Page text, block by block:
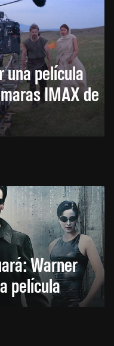
una película
IMAX de
Warner
película